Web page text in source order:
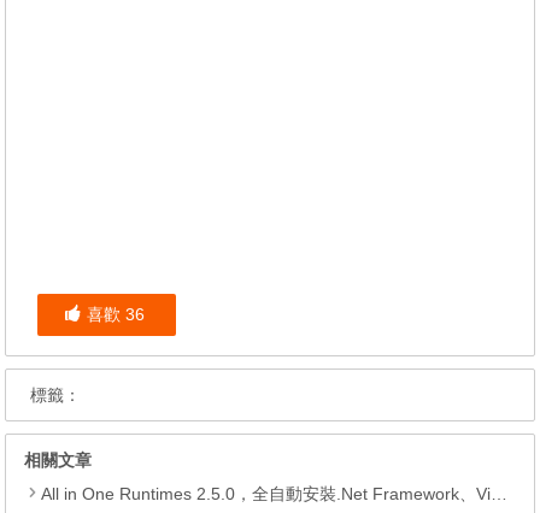
喜歡 36
標籤：
相關文章
All in One Runtimes 2.5.0，全自動安裝.Net Framework、Visual C++、DirectX、Flash Player、JRE